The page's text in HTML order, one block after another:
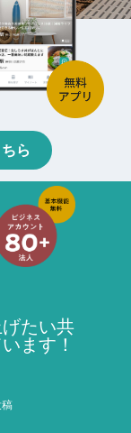
ら
たい共
ます！